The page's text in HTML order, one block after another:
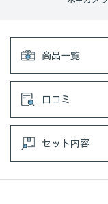
商品一覧
口コミ
セット内容